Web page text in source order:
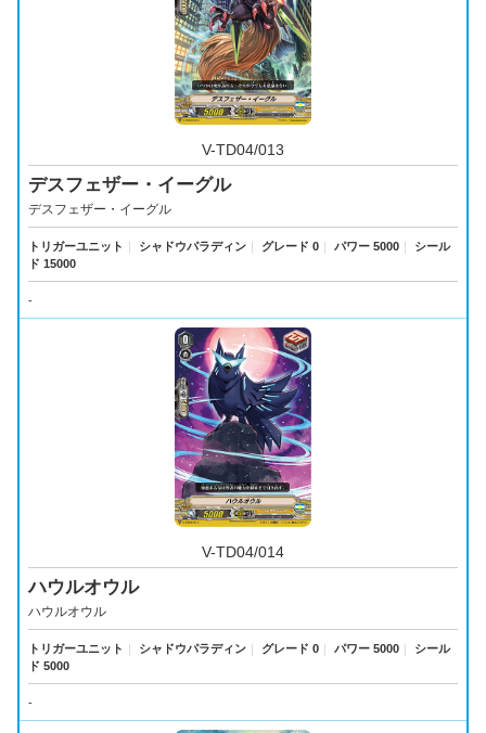
V-TD04/013
デスフェザー・イーグル
デスフェザー・イーグル
トリガーユニット ｜ シャドウパラディン ｜ グレード 0 ｜ パワー 5000 ｜
シール
ド 15000
-
V-TD04/014
ハウルオウル
ハウルオウル
トリガーユニット ｜ シャドウパラディン ｜ グレード 0 ｜ パワー 5000 ｜
シール
ド 5000
-